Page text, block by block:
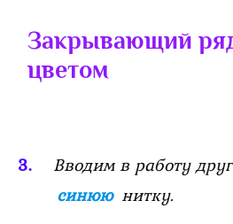
Закрывающий
цветом
Вводим в работу
синюю нитку.